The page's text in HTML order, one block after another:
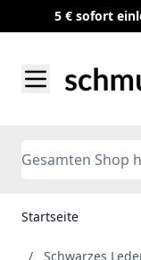
5 € sofort
Search
Startseite
/
Schwarzes